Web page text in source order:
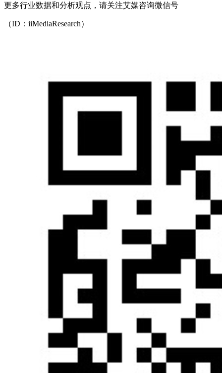
更多行业数据和分析观点，请关注艾媒咨询微信号
（ID：iiMediaResearch）